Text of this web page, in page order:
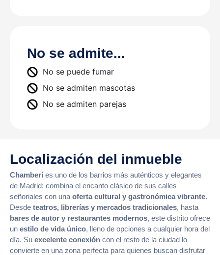
No se admite...
No se puede fumar
No se admiten mascotas
No se admiten parejas
Localización del inmueble
Chamberíes uno de los barrios más auténticos y elegantes
de Madrid: combina el encanto clásico de sus calles
señoriales con una oferta cultural y gastronómica vibrante.
Desde teatros, librerías y mercados tradicionales, hasta
bares de autor y restaurantes modernos, este distrito ofrece
un estilo de vida único, lleno de opciones a cualquier hora del
día. Su excelente conexión con el resto de la ciudad lo
convierte en una zona perfecta para quienes buscan disfrutar